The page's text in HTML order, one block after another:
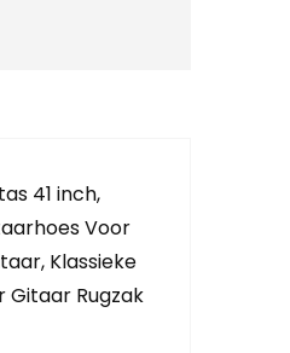
41 inch,
Voor
Klassieke
Gitaar Rugzak